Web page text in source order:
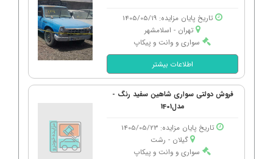
تاریخ پایان مزایده: 1405/05/19
تهران - اسلامشهر
سواری و وانت و پیکاپ
اطلاعات بیشتر
فروش دولتی سواری شاهین سفید رنگ -
مدل1401
تاریخ پایان مزایده: 1405/05/23
گیلان - رشت
سواری و وانت و پیکاپ